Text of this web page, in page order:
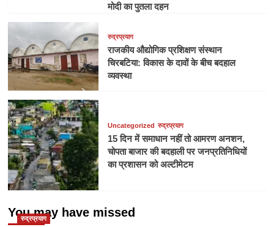
मोदी का पुतला दहन
रुद्रप्रयाग
राजकीय औद्योगिक प्रशिक्षण संस्थान
चिरबटिया: विकास के दावों के बीच बदहाल
व्यवस्था
Uncategorized रुद्रप्रयाग
15 दिन में समाधान नहीं तो आमरण अनशन,
चोपता बाजार की बदहाली पर जनप्रतिनिधियों
का प्रशासन को अल्टीमेटम
You may have missed
रुद्रप्रयाग